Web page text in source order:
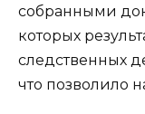
собранными
которых
следственных
что позволило